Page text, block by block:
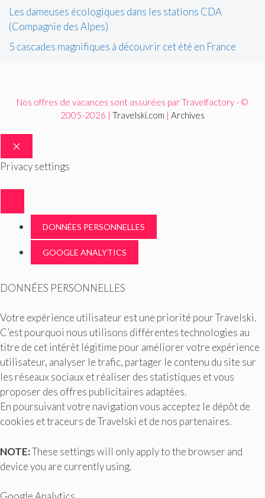
Les dameuses écologiques dans les stations CDA
(Compagnie des Alpes)
5 cascades magnifiques à découvrir cet été en France
Nos offres de vacances sont assurées par Travelfactory - ©
2005-2026 | Travelski.com | Archives
FERMER
Privacy settings
DONNÉES PERSONNELLES
GOOGLE ANALYTICS
DONNÉES PERSONNELLES
Votre expérience utilisateur est une priorité pour Travelski.
C’est pourquoi nous utilisons différentes technologies au
titre de cet intérêt légitime pour améliorer votre expérience
utilisateur, analyser le trafic, partager le contenu du site sur
les réseaux sociaux et réaliser des statistiques et vous
proposer des offres publicitaires adaptées.
En poursuivant votre navigation vous acceptez le dépôt de
cookies et traceurs de Travelski et de nos partenaires.
NOTE:These settings will only apply to the browser and
device you are currently using.